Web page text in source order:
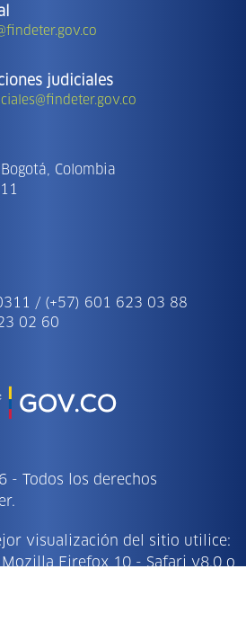
judiciales
Colombia
/ (+57) 601 623 03 88
02 60
- Todos los derechos
visualización del sitio utilice:
Firefox 10 - Safari v8.0 o